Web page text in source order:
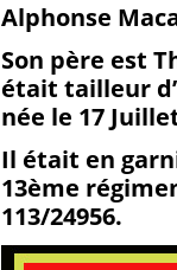
Alphonse
Son père est
était tailleur
née le 17
Il était en
13ème
113/24956.